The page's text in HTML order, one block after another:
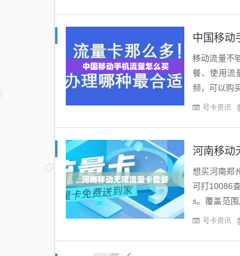
中国移动
移动流量不
餐、使用流
频，可以购
的App时优
号卡资讯
河南移动
想买河南郑
可打10086
s。覆盖范
预付费上网
号卡资讯